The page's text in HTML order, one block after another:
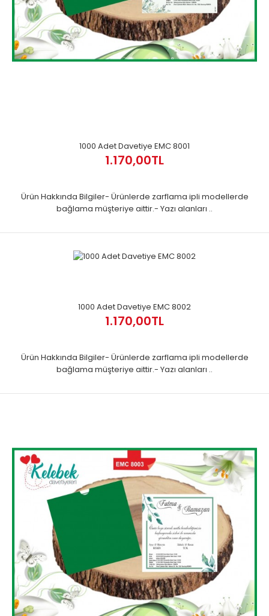
1000 Adet Davetiye EMC 8001
1.170,00TL
Ürün Hakkında Bilgiler- Ürünlerde zarflama ipli modellerde
bağlama müşteriye aittir.- Yazı alanları ..
1000 Adet Davetiye EMC 8002
1.170,00TL
Ürün Hakkında Bilgiler- Ürünlerde zarflama ipli modellerde
bağlama müşteriye aittir.- Yazı alanları ..